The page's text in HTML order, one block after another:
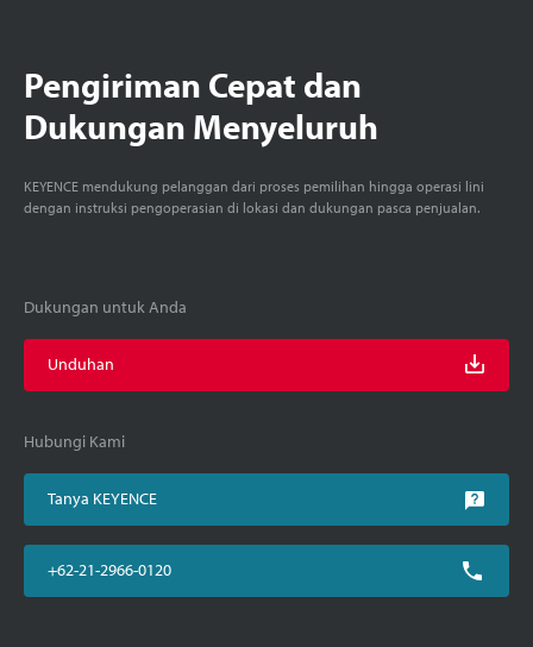
Pengiriman Cepat dan
Dukungan Menyeluruh
KEYENCE mendukung pelanggan dari proses pemilihan hingga operasi lini
dengan instruksi pengoperasian di lokasi dan dukungan pasca penjualan.
Dukungan untuk Anda
Unduhan
Hubungi Kami
Tanya KEYENCE
+62-21-2966-0120